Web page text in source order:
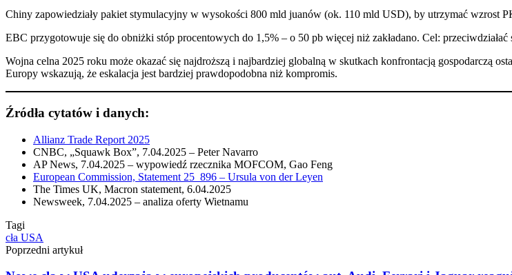
Chiny zapowiedziały pakiet stymulacyjny w wysokości 800 mld juanów (ok. 110 mld USD), by utrzymać wzrost
EBC przygotowuje się do obniżki stóp procentowych do 1,5% – o 50 pb więcej niż zakładano. Cel:
Wojna celna 2025 roku może okazać się najdroższą i najbardziej globalną w skutkach konfrontacją gospodarczą
Europy wskazują, że eskalacja jest bardziej prawdopodobna niż kompromis.
Źródła cytatów i danych:
Allianz Trade Report 2025
CNBC, „Squawk Box”, 7.04.2025 – Peter Navarro
AP News, 7.04.2025 – wypowiedź rzecznika MOFCOM, Gao Feng
European Commission, Statement 25_896 – Ursula von der Leyen
The Times UK, Macron statement, 6.04.2025
Newsweek, 7.04.2025 – analiza oferty Wietnamu
Tagi
cła USA
Poprzedni artykuł